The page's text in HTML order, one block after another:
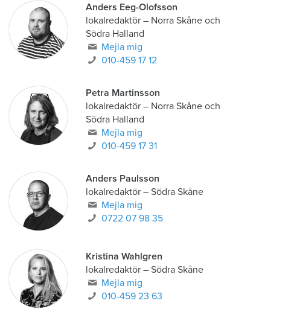
Anders Eeg-Olofsson
lokalredaktör– Norra Skåne och
Södra Halland
Mejla mig
010-459 17 12
Petra Martinsson
lokalredaktör– Norra Skåne och
Södra Halland
Mejla mig
010-459 17 31
Anders Paulsson
lokalredaktör– Södra Skåne
Mejla mig
0722 07 98 35
Kristina Wahlgren
lokalredaktör– Södra Skåne
Mejla mig
010-459 23 63